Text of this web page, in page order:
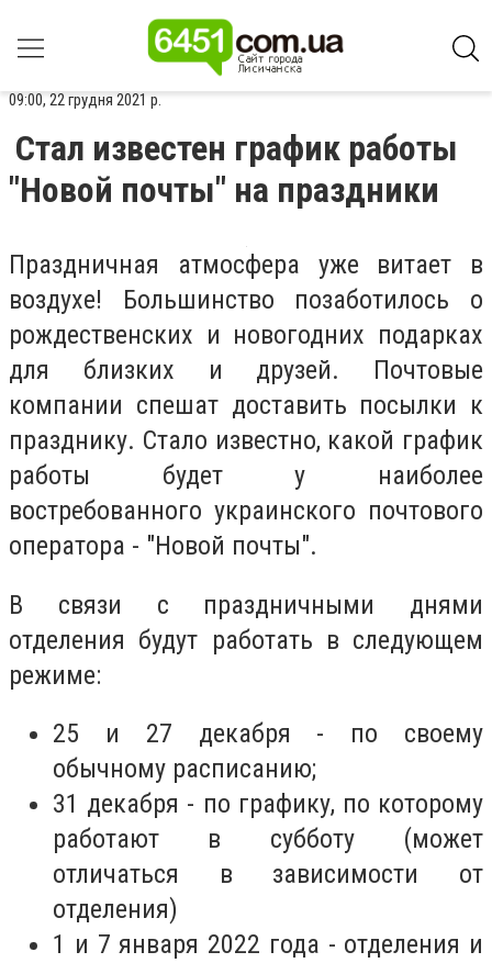
09:00, 22 грудня 2021 р.
Стал известен график работы
"Новой почты" на праздники
Праздничная атмосфера уже витает в
воздухе! Большинство позаботилось о
рождественских и новогодних подарках
для близких и друзей. Почтовые
компании спешат доставить посылки к
празднику. Стало известно, какой график
работы будет у наиболее
востребованного украинского почтового
оператора - "Новой почты".
В связи с праздничными днями
отделения будут работать в следующем
режиме:
25 и 27 декабря - по своему
обычному расписанию;
31 декабря - по графику, по которому
работают в субботу (может
отличаться в зависимости от
отделения)
1 и 7 января 2022 года - отделения и